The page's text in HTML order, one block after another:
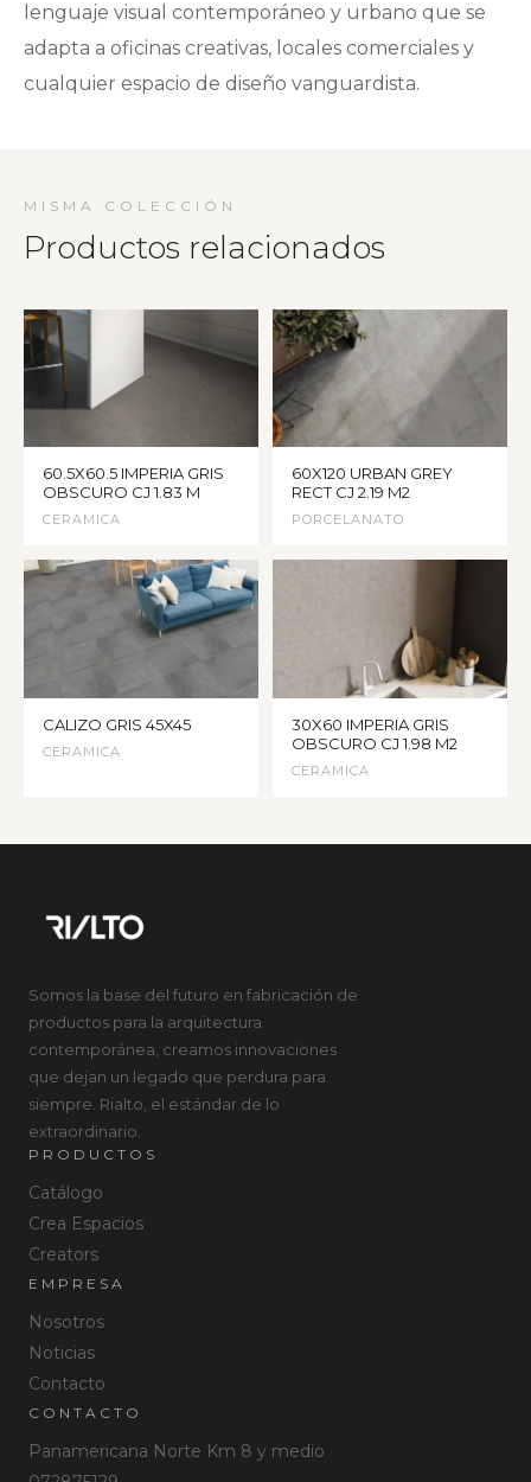
lenguaje visual contemporáneo y urbano que se
adapta a oficinas creativas, locales comerciales y
cualquier espacio de diseño vanguardista.
MISMA COLECCIÓN
Productos relacionados
60.5X60.5 IMPERIA GRIS
OBSCURO CJ 1.83 M
CERAMICA
60X120 URBAN GREY
RECT CJ 2.19 M2
PORCELANATO
CALIZO GRIS 45X45
CERAMICA
30X60 IMPERIA GRIS
OBSCURO CJ 1.98 M2
CERAMICA
Somos la base del futuro en fabricación de
productos para la arquitectura
contemporánea, creamos innovaciones
que dejan un legado que perdura para
siempre. Rialto, el estándar de lo
extraordinario.
PRODUCTOS
Catálogo
Crea Espacios
Creators
EMPRESA
Nosotros
Noticias
Contacto
CONTACTO
Panamericana Norte Km 8 y medio